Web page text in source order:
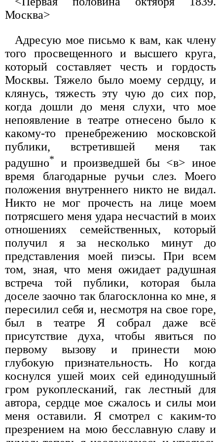
Москва>
Адресую мое письмо к вам, как члену
того просвещенного и высшего круга,
который составляет честь и гордость
Москвы. Тяжело было моему сердцу, и
клянусь, тяжесть эту чую до сих пор,
когда дошли до меня слухи, что мое
непоявление в театре отнесено было к
какому-то пренебрежению московской
публики, встретившей меня так
радушно*
и произведшей бы <в> иное
время благодарные ручьи слез. Моего
положения внутреннего никто не видал.
Никто не мог прочесть на лице моем
потрясшего меня удара несчастий в моих
отношениях семейственных, который
получил я за несколько минут до
представления моей пиэсы. При всем
том, зная, что меня ожидает радушная
встреча той публики, которая была
доселе заочно так благосклонна ко мне, я
пересилил себя и, несмотря на свое горе,
был в театре Я собрал даже всё
присутствие духа, чтобы явиться по
первому вызову и принести мою
глубокую признательность. Но когда
коснулся ушей моих сей единодушный
гром рукоплесканий, гак лестный для
автора, сердце мое сжалось и силы мои
меня оставили. Я смотрел с каким-то
презрением на мою бесславную славу и